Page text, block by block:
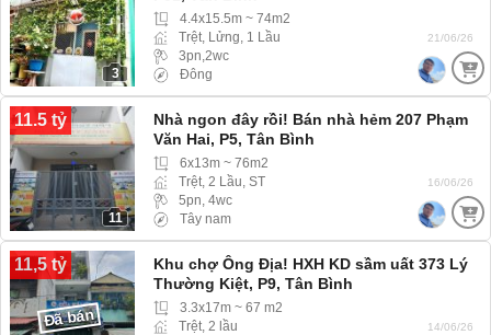
3
4.4x15.5m ~ 74m2
Trệt, Lửng, 1 Lầu
3pn,2wc
Đông
21/06/26
11.5 tỷ
11
Nhà ngon đây rồi! Bán nhà hẻm 207 Phạm
Văn Hai, P5, Tân Bình
6x13m ~ 76m2
Trệt, 2 Lầu, ST
5pn, 4wc
Tây nam
16/06/26
11,5 tỷ
Đã bán
Khu chợ Ông Địa! HXH KD sầm uất 373 Lý
Thường Kiệt, P9, Tân Bình
3.3x17m ~ 67 m2
Trệt, 2 lầu
14/06/26